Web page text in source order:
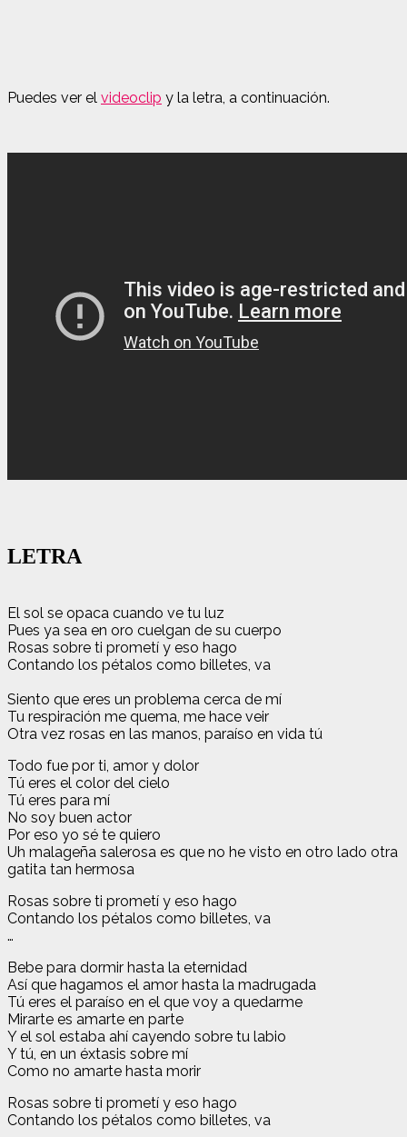
Puedes ver el videoclip y la letra, a continuación.
LETRA
El sol se opaca cuando ve tu luz
Pues ya sea en oro cuelgan de su cuerpo
Rosas sobre ti prometí y eso hago
Contando los pétalos como billetes, va
Siento que eres un problema cerca de mí
Tu respiración me quema, me hace veir
Otra vez rosas en las manos, paraíso en vida tú
Todo fue por ti, amor y dolor
Tú eres el color del cielo
Tú eres para mí
No soy buen actor
Por eso yo sé te quiero
Uh malageña salerosa es que no he visto en otro lado otra
gatita tan hermosa
Rosas sobre ti prometí y eso hago
Contando los pétalos como billetes, va
…
Bebe para dormir hasta la eternidad
Así que hagamos el amor hasta la madrugada
Tú eres el paraíso en el que voy a quedarme
Mirarte es amarte en parte
Y el sol estaba ahí cayendo sobre tu labio
Y tú, en un éxtasis sobre mí
Como no amarte hasta morir
Rosas sobre ti prometí y eso hago
Contando los pétalos como billetes, va